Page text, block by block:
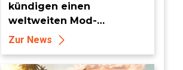
kündigen einen
weltweiten Mod-
Wettbewerb mit einem
Preisgeld von 95.000 US-
Dollar an
Zur News